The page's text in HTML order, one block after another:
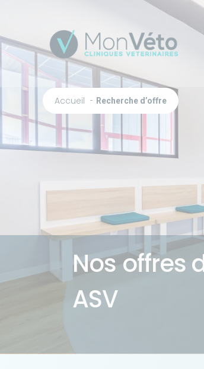
Accueil Recherche d’offre
Nos offres
ASV